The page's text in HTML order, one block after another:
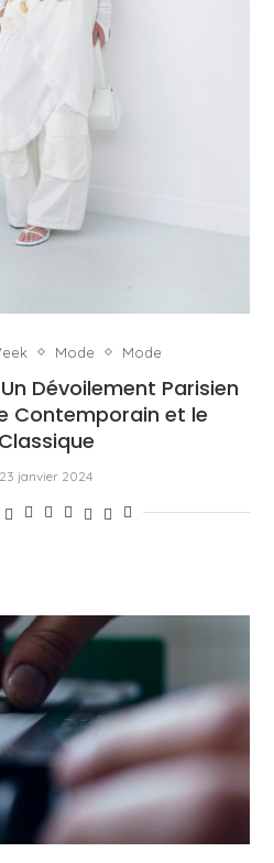
Mode Mode
Un Dévoilement Parisien
Contemporain et le
Classique
23 janvier 2024